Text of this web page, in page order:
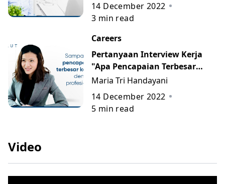
14 December 2022
3 min read
Careers
Pertanyaan Interview Kerja
"Apa Pencapaian Terbesar
Anda?"
Maria Tri Handayani
14 December 2022
5 min read
Video